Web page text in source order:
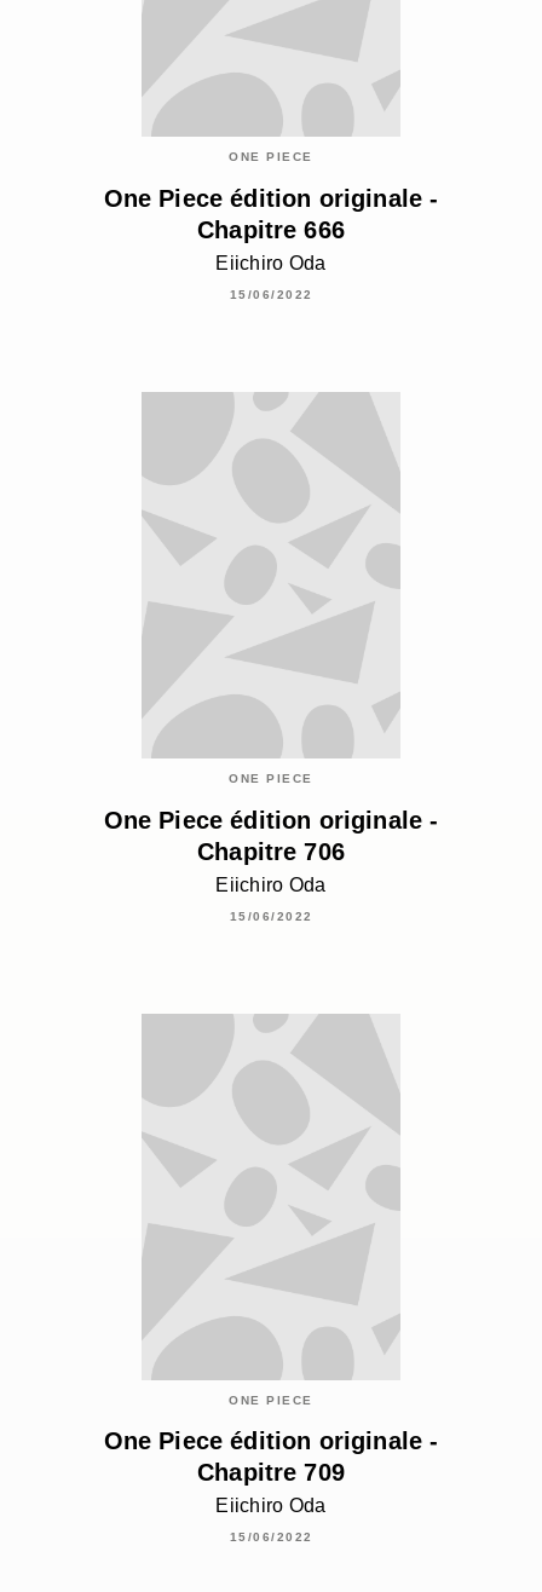
ONE PIECE
One Piece édition originale -
Chapitre 666
Eiichiro Oda
15/06/2022
ONE PIECE
One Piece édition originale -
Chapitre 706
Eiichiro Oda
15/06/2022
ONE PIECE
One Piece édition originale -
Chapitre 709
Eiichiro Oda
15/06/2022